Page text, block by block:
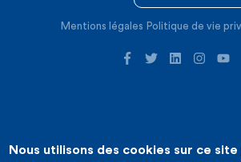
Mentions légales Politique de vie
©2026 ICHEC |Création de site
Nous utilisons des cookies sur ce